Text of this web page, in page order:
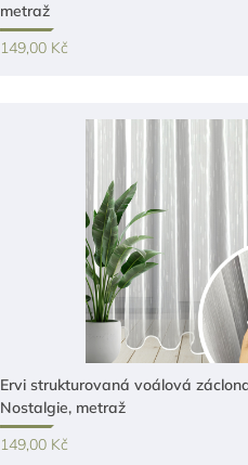
metraž
149,00 Kč
Ervi strukturovaná voálová
Nostalgie, metraž
149,00 Kč